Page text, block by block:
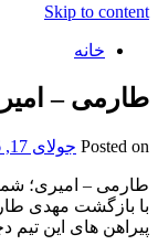
Skip to content
خانه
طارمی – امیری؛
Posted on جولای 17, 2016
طارمی – امیری؛ شماره 9 مال
با بازگشت مهدی
پیراهن های این تیم